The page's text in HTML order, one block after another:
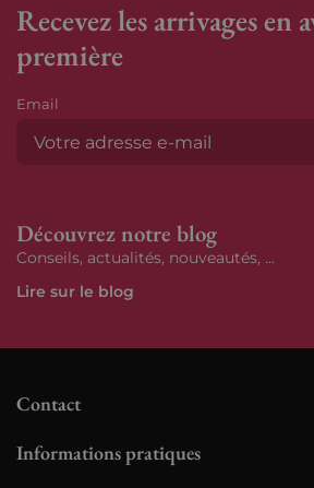
Recevez les arrivages en
première
Email
Découvrez notre blog
Conseils, actualités, nouveautés, ...
Lire sur le blog
Contact
Informations pratiques